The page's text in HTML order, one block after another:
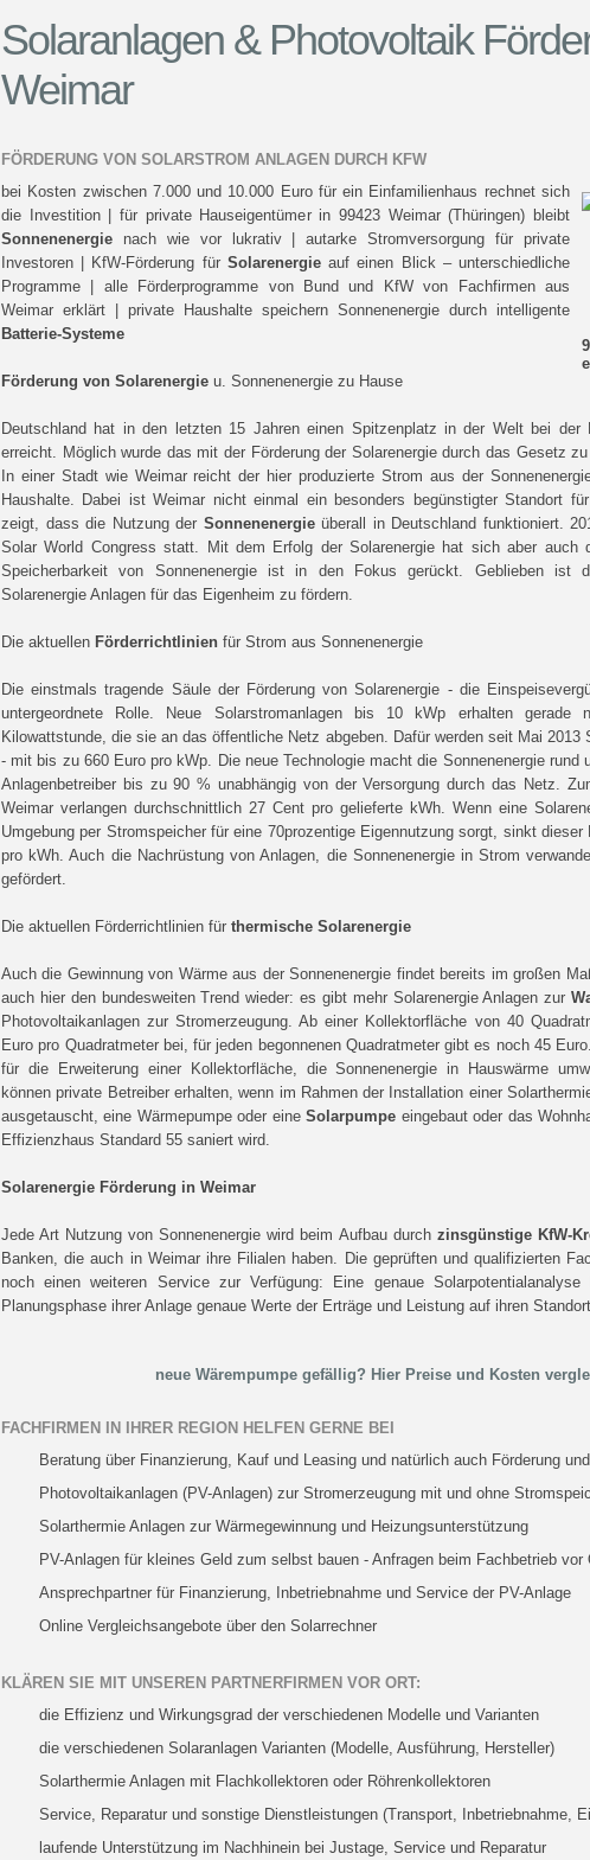
Solaranlagen & Photovoltaik
Weimar
FÖRDERUNG VON SOLARSTROM ANLAGEN DURCH KFW
bei Kosten zwischen 7.000 und 10.000 Euro für ein Einfamilienhaus rechnet sich
die Investition | für private Hauseigentümer in 99423 Weimar (Thüringen) bleibt
Sonnenenergie nach wie vor lukrativ | autarke Stromversorgung für private
Investoren | KfW-Förderung für Solarenergieauf einen Blick – unterschiedliche
Programme | alle Förderprogramme von Bund und KfW von Fachfirmen aus
Weimar erklärt | private Haushalte speichern Sonnenenergie durch intelligente
Batterie-Systeme
Förderung von Solarenergie u. Sonnenenergie zu Hause
Deutschland hat in den letzten 15 Jahren einen Spitzenplatz in der Welt bei der
erreicht. Möglich wurde das mit der Förderung der Solarenergie durch das Gesetz
In einer Stadt wie Weimar reicht der hier produzierte Strom aus der
Haushalte. Dabei ist Weimar nicht einmal ein besonders begünstigter Standort
zeigt, dass die Nutzung der Sonnenenergieüberall in Deutschland funktioniert.
Solar World Congress statt. Mit dem Erfolg der Solarenergie hat sich aber auch
Speicherbarkeit von Sonnenenergie ist in den Fokus gerückt. Geblieben ist
Solarenergie Anlagen für das Eigenheim zu fördern.
Die aktuellen Förderrichtlinien für Strom aus Sonnenenergie
Die einstmals tragende Säule der Förderung von Solarenergie - die
untergeordnete Rolle. Neue Solarstromanlagen bis 10 kWp erhalten
Kilowattstunde, die sie an das öffentliche Netz abgeben. Dafür werden seit Mai 2013
- mit bis zu 660 Euro pro kWp. Die neue Technologie macht die Sonnenenergie rund
Anlagenbetreiber bis zu 90 % unabhängig von der Versorgung durch das Netz.
Weimar verlangen durchschnittlich 27 Cent pro gelieferte kWh. Wenn eine
Umgebung per Stromspeicher für eine 70prozentige Eigennutzung sorgt, sinkt
pro kWh. Auch die Nachrüstung von Anlagen, die Sonnenenergie in Strom
gefördert.
Die aktuellen Förderrichtlinien für thermische Solarenergie
Auch die Gewinnung von Wärme aus der Sonnenenergie findet bereits im großen
auch hier den bundesweiten Trend wieder: es gibt mehr Solarenergie Anlagen zur
Photovoltaikanlagen zur Stromerzeugung. Ab einer Kollektorfläche von 40
Euro pro Quadratmeter bei, für jeden begonnenen Quadratmeter gibt es noch 45
für die Erweiterung einer Kollektorfläche, die Sonnenenergie in Hauswärme
können private Betreiber erhalten, wenn im Rahmen der Installation einer
ausgetauscht, eine Wärmepumpe oder eineSolarpumpe eingebaut oder das
Effizienzhaus Standard 55 saniert wird.
Solarenergie Förderung in Weimar
Jede Art Nutzung von Sonnenenergie wird beim Aufbau durch zinsgünstige KfW-
Banken, die auch in Weimar ihre Filialen haben. Die geprüften und qualifizierten
noch einen weiteren Service zur Verfügung: Eine genaue
Planungsphase ihrer Anlage genaue Werte der Erträge und Leistung auf ihren
neue Wärempumpe gefällig? Hier Preise und Kosten
FACHFIRMEN IN IHRER REGION HELFEN GERNE BEI
Beratung über Finanzierung, Kauf und Leasing und natürlich auch Förderung
Photovoltaikanlagen (PV-Anlagen) zur Stromerzeugung mit und ohne
Solarthermie Anlagen zur Wärmegewinnung und Heizungsunterstützung
PV-Anlagen für kleines Geld zum selbst bauen - Anfragen beim Fachbetrieb vor
Ansprechpartner für Finanzierung, Inbetriebnahme und Service der PV-Anlage
Online Vergleichsangebote über den Solarrechner
KLÄREN SIE MIT UNSEREN PARTNERFIRMEN VOR ORT:
die Effizienz und Wirkungsgrad der verschiedenen Modelle und Varianten
die verschiedenen Solaranlagen Varianten (Modelle, Ausführung, Hersteller)
Solarthermie Anlagen mit Flachkollektoren oder Röhrenkollektoren
Service, Reparatur und sonstige Dienstleistungen (Transport, Inbetriebnahme,
laufende Unterstützung im Nachhinein bei Justage, Service und Reparatur